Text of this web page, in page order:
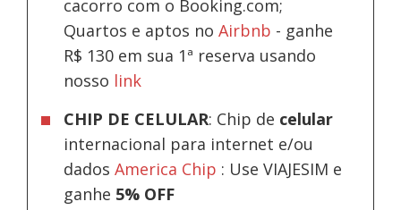
cacorro com o Booking.com;
Quartos e aptos noAirbnb - ganhe
R$ 130 em sua 1ª reserva usando
nosso link
CHIP DE CELULAR: Chip de celular
internacional para internet e/ou
dadosAmerica Chip : Use VIAJESIM e
ganhe 5% OFF